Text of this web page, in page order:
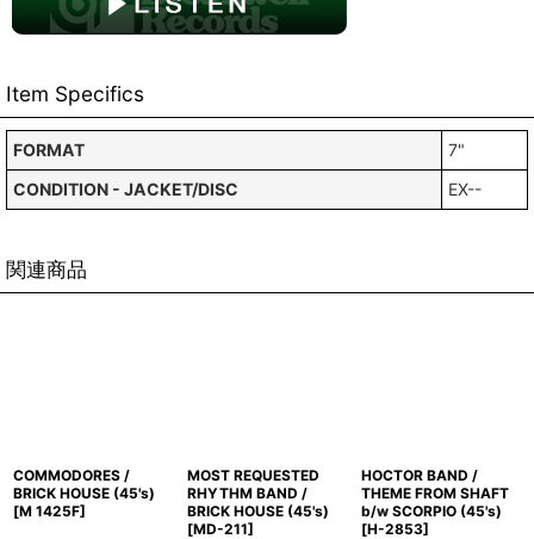
Item Specifics
FORMAT
7"
CONDITION - JACKET/DISC
EX--
関連商品
COMMODORES /
BRICK HOUSE (45's)
[M 1425F]
MOST REQUESTED
RHYTHM BAND /
BRICK HOUSE (45's)
[MD-211]
HOCTOR BAND /
THEME FROM SHAFT
b/w SCORPIO (45's)
[H-2853]